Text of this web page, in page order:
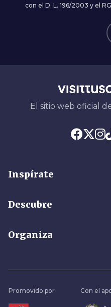
con el D. L. 196/2003 y el
El sitio web oficial
Inspírate
Descubre
Organiza
Promovido por Con el